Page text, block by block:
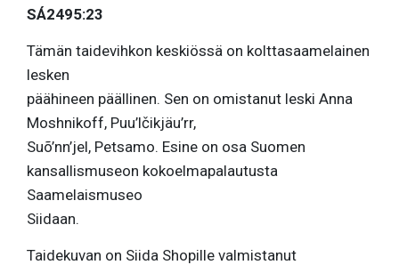
SÁ2495:23
Tämän taidevihkon keskiössä on kolttasaamelainen
lesken
päähineen päällinen. Sen on omistanut leski Anna
Moshnikoff, Puu’lčikjäu’rr,
Suõ’nn’jel, Petsamo. Esine on osa Suomen
kansallismuseon kokoelmapalautusta
Saamelaismuseo
Siidaan.
Taidekuvan on Siida Shopille valmistanut